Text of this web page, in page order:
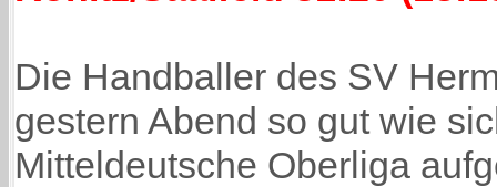
Die Handballer des SV
gestern Abend so gut wie
Mitteldeutsche Oberliga